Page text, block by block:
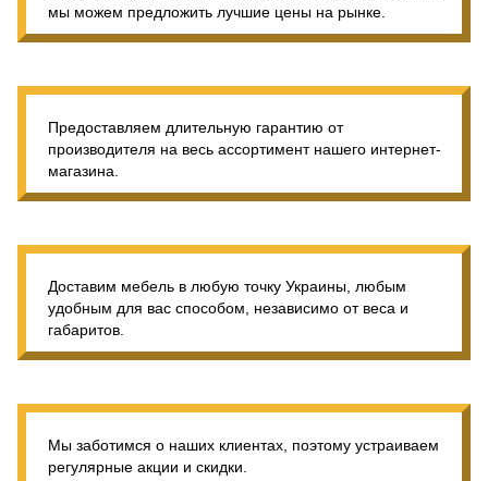
мы можем предложить лучшие цены на рынке.
Предоставляем длительную гарантию от
производителя на весь ассортимент нашего интернет-
магазина.
Доставим мебель в любую точку Украины, любым
удобным для вас способом, независимо от веса и
габаритов.
Мы заботимся о наших клиентах, поэтому устраиваем
регулярные акции и скидки.